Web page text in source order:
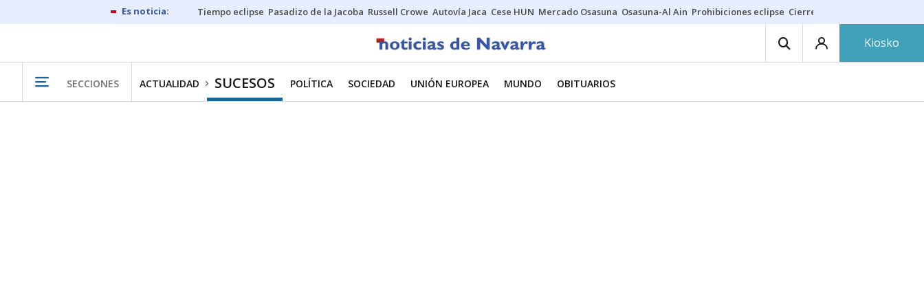
Tiempo eclipse Pasadizo de la Jacoba Russell Crowe Autovía Jaca Cese HUN Mercado Osasuna Osasuna-Al Ain Prohibiciones eclipse Cierre cosmética
Kiosko
SECCIONES ACTUALIDAD SUCESOS POLÍTICA SOCIEDAD UNIÓN EUROPEA MUNDO OBITUARIOS